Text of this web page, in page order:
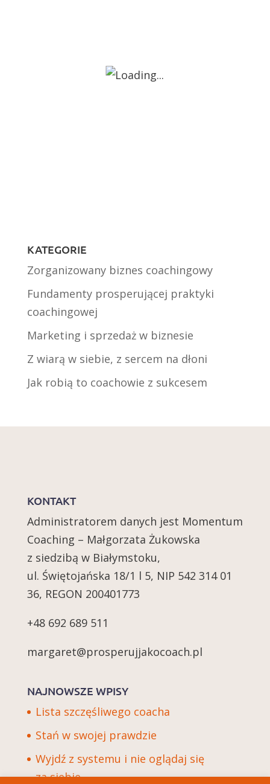
KATEGORIE
Zorganizowany biznes coachingowy
Fundamenty prosperującej praktyki
coachingowej
Marketing i sprzedaż w biznesie
Z wiarą w siebie, z sercem na dłoni
Jak robią to coachowie z sukcesem
KONTAKT
Administratorem danych jest Momentum
Coaching – Małgorzata Żukowska
z siedzibą w Białymstoku,
ul. Świętojańska 18/1 l 5, NIP 542 314 01
36, REGON 200401773
+48 692 689 511
margaret@prosperujjakocoach.pl
NAJNOWSZE WPISY
Lista szczęśliwego coacha
Stań w swojej prawdzie
Wyjdź z systemu i nie oglądaj się
za siebie